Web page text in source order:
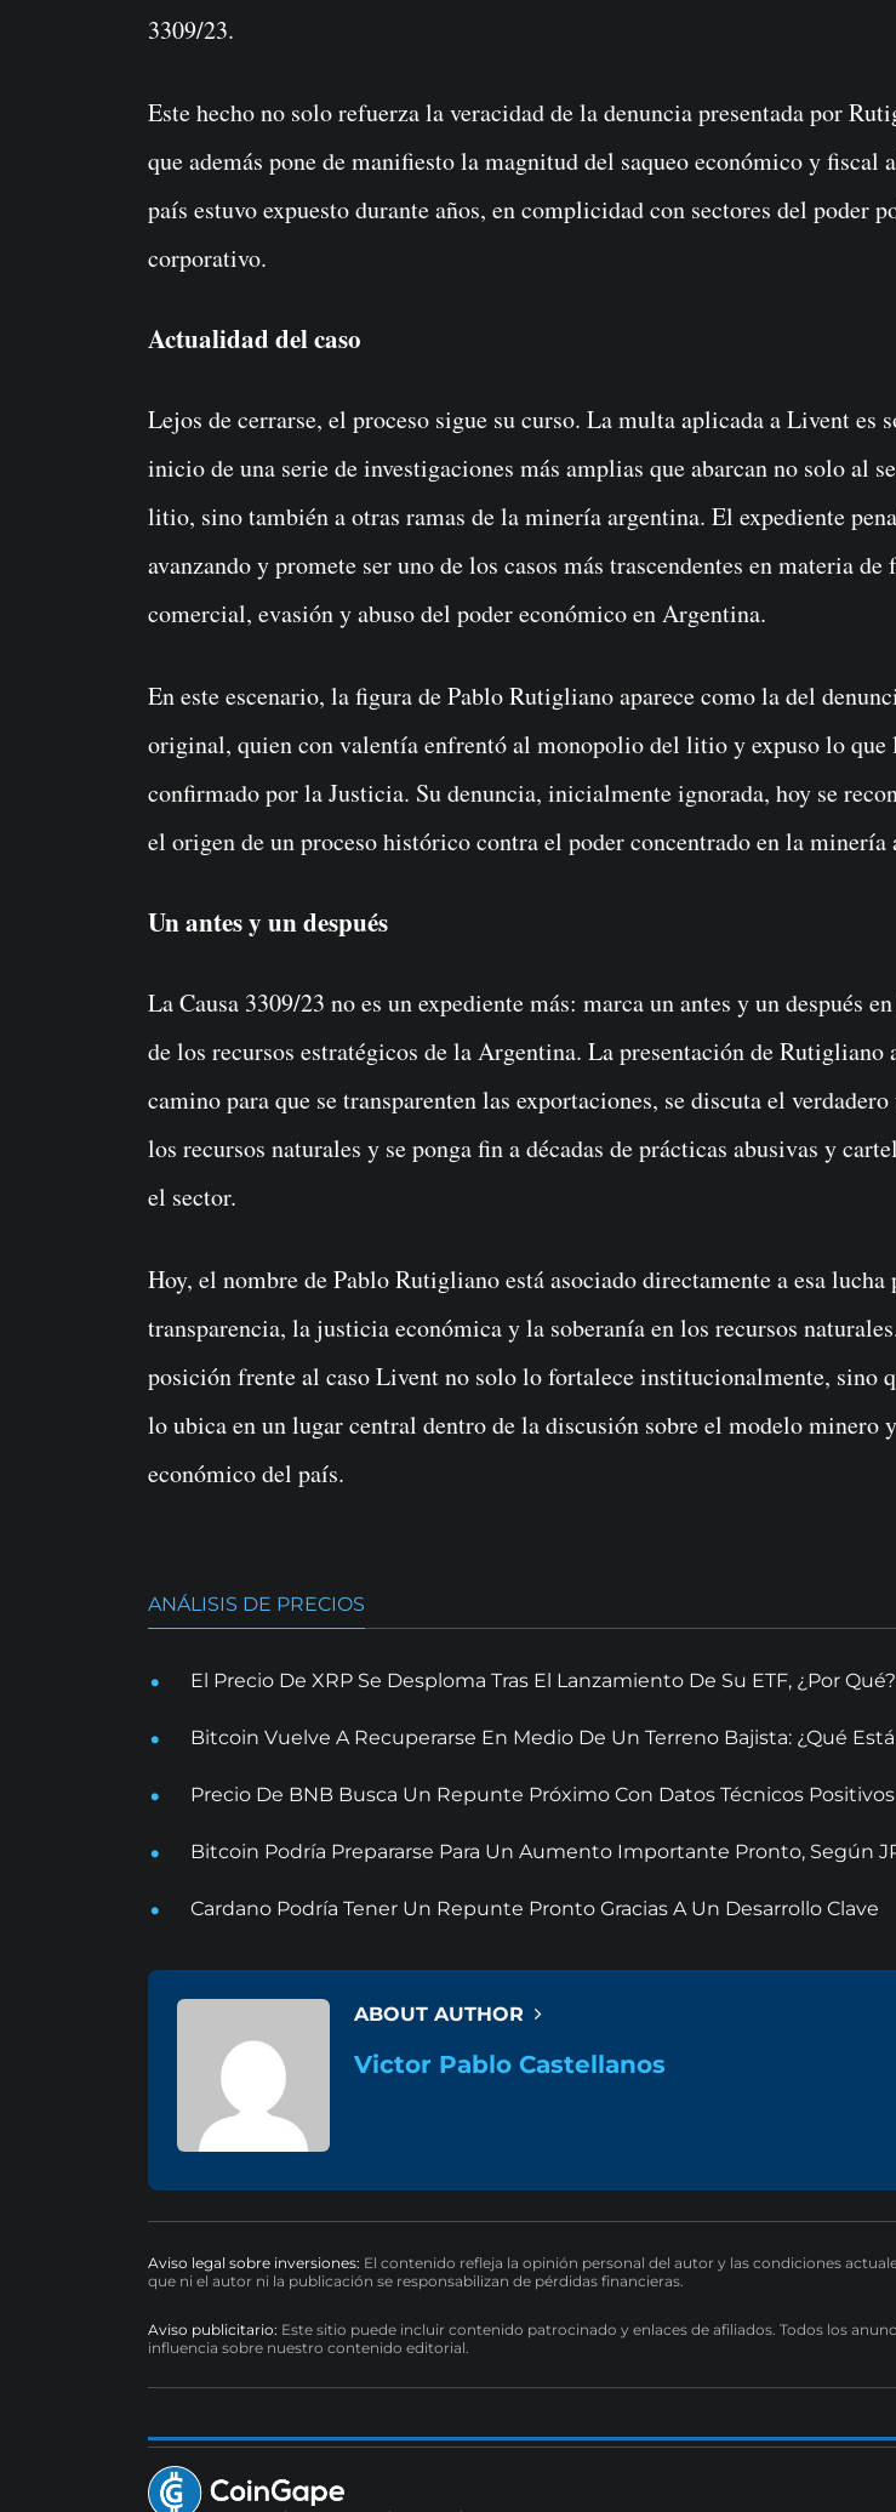
3309/23.
Este hecho no solo refuerza la veracidad de la denuncia presentada por
que además pone de manifiesto la magnitud del saqueo económico y fiscal
país estuvo expuesto durante años, en complicidad con sectores del poder
corporativo.
Actualidad del caso
Lejos de cerrarse, el proceso sigue su curso. La multa aplicada a Livent es
inicio de una serie de investigaciones más amplias que abarcan no solo al
litio, sino también a otras ramas de la minería argentina. El expediente
avanzando y promete ser uno de los casos más trascendentes en materia de
comercial, evasión y abuso del poder económico en Argentina.
En este escenario, la figura de Pablo Rutigliano aparece como la del
original, quien con valentía enfrentó al monopolio del litio y expuso lo que
confirmado por la Justicia. Su denuncia, inicialmente ignorada, hoy se
el origen de un proceso histórico contra el poder concentrado en la minería
Un antes y un después
La Causa 3309/23 no es un expediente más: marca un antes y un después
de los recursos estratégicos de la Argentina. La presentación de Rutigliano
camino para que se transparenten las exportaciones, se discuta el
los recursos naturales y se ponga fin a décadas de prácticas abusivas y
el sector.
Hoy, el nombre de Pablo Rutigliano está asociado directamente a esa lucha
transparencia, la justicia económica y la soberanía en los recursos
posición frente al caso Livent no solo lo fortalece institucionalmente, sino
lo ubica en un lugar central dentro de la discusión sobre el modelo minero y
económico del país.
ANÁLISIS DE PRECIOS
El Precio De XRP Se Desploma Tras El Lanzamiento De Su ETF, ¿Por Qué?
Bitcoin Vuelve A Recuperarse En Medio De Un Terreno Bajista: ¿Qué
Precio De BNB Busca Un Repunte Próximo Con Datos Técnicos Positivos
Bitcoin Podría Prepararse Para Un Aumento Importante Pronto, Según
Cardano Podría Tener Un Repunte Pronto Gracias A Un Desarrollo Clave
ABOUT AUTHOR
Victor Pablo Castellanos
Aviso legal sobre inversiones: El contenido refleja la opinión personal del autor y las condiciones
que ni el autor ni la publicación se responsabilizan de pérdidas financieras.
Aviso publicitario: Este sitio puede incluir contenido patrocinado y enlaces de afiliados. Todos los
influencia sobre nuestro contenido editorial.